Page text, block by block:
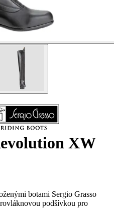
XW
botami Sergio Grasso
podšívkou pro